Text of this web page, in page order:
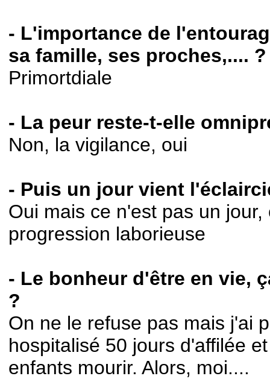
- L'importance de
sa famille, ses proches,.... ?
Primortdiale
- La peur reste-t-elle
Non, la vigilance, oui
- Puis un jour vient
Oui mais ce n'est pas un jour,
progression laborieuse
- Le bonheur d'être en vie,
?
On ne le refuse pas mais j'ai
hospitalisé 50 jours d'affilée
enfants mourir. Alors, moi....